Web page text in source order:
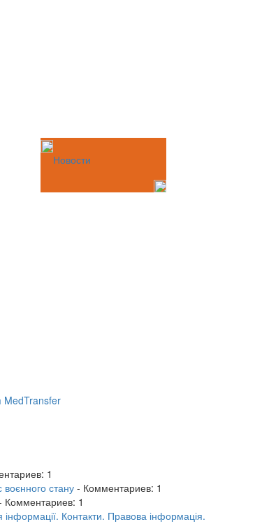
Новости
MedTransfer
1
стану - Комментариев: 1
Комментариев: 1
Контакти. Правова інформація.